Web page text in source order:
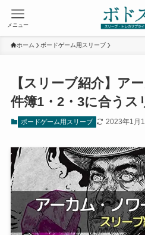
メニュー
ホーム ボードゲーム用スリーブ
【スリーブ紹介】ア
件簿1・2・3に合うス
ボードゲーム用スリーブ 2023年1月